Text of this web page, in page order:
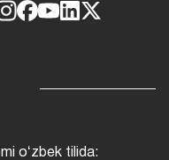
oʻzbek tilida: